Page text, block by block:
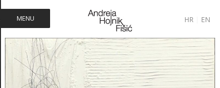
HR EN
MENU